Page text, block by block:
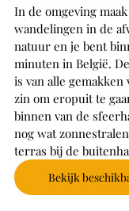
In de omgeving
wandelingen in de
natuur en je bent
minuten in België.
is van alle gemakken
zin om eropuit te
binnen van de
nog wat
terras bij de
Bekijk